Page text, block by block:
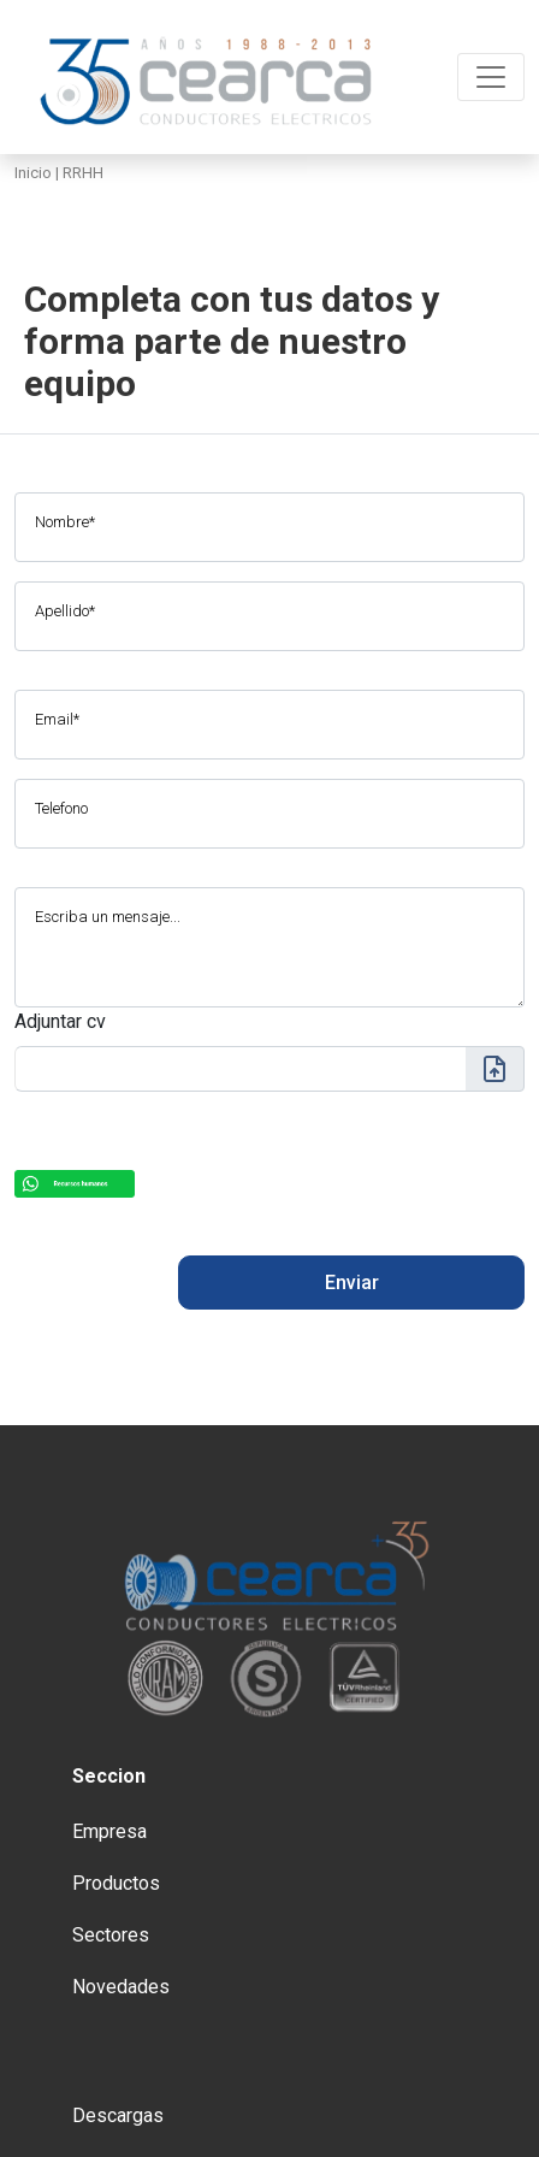
Inicio | RRHH
Completa con tus datos y
forma parte de nuestro
equipo
Nombre*
Apellido*
Email*
Telefono
Escriba un mensaje...
Adjuntar cv
Enviar
Seccion
Empresa
Productos
Sectores
Novedades
Descargas